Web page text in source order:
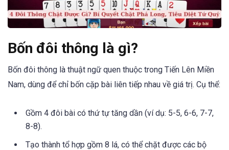
Bốn đôi thông là gì?
Bốn đôi thông là thuật ngữ quen thuộc trong Tiến Lên Miền
Nam, dùng để chỉ bốn cặp bài liên tiếp nhau về giá trị. Cụ thể:
Gồm 4 đôi bài có thứ tự tăng dần (ví dụ: 5-5, 6-6, 7-7,
8-8).
Tạo thành tổ hợp gồm 8 lá, có thể chặt được các bộ